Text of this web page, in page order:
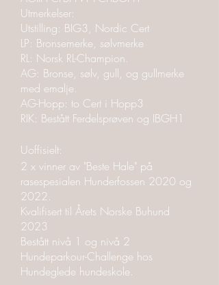
Utmerkelser:
Utstilling: BIG3, Nordic Cert
LP: Bronsemerke, sølvmerke
RL: Norsk RL-Champion.
AG: Bronse, sølv, gull, og gullmerke
med emalje.
AG-Hopp: to Cert i Hopp3
RIK: Bestått Ferdelsprøven og IBGH1
Uoffisielt:
2 x vinner av "Beste Hale" på
rasespesialen Hunderfossen 2020 og
2022.
Kvalifisert til Årets Norske Buhund
2023
Bestått nivå 1 og nivå 2
Hundeparkour-Challenge hos
Hundeglede hundeskole.